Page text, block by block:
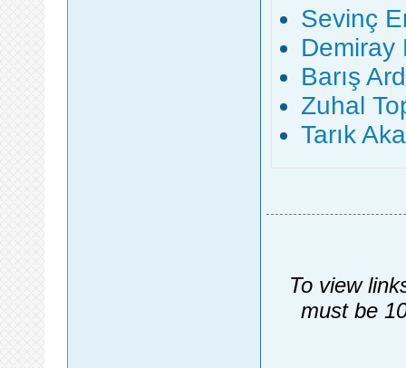
Sevinç
Demiray
Barış
Zuhal
Tarık
To view
must be